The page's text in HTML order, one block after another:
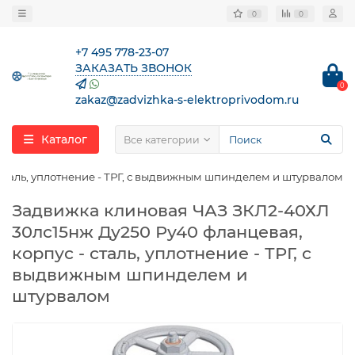
0 0
+7 495 778-23-07
ЗАКАЗАТЬ ЗВОНОК
zakaz@zadvizhka-s-elektroprivodom.ru
0
Каталог Все категории
уплотнение - ТРГ, с выдвижным шпинделем и штурвалом
Задвижка клиновая ЧАЗ ЗКЛ2-40ХЛ
30лс15нж Ду250 Ру40 фланцевая,
корпус - сталь, уплотнение - ТРГ, с
выдвижным шпинделем и
штурвалом